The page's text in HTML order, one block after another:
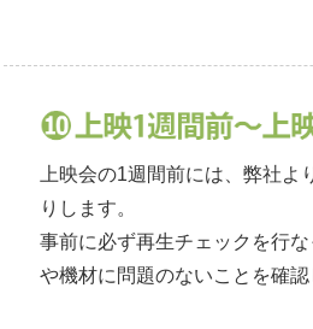
上映会の1週間前には、弊社よ
りします。
事前に必ず再生チェックを行
や機材に問題のないことを確認